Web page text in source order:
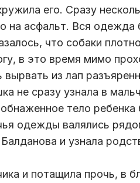
его. Сразу
на асфальт. Вся одежда
что собаки
в это время мимо
вырвать из лап
не сразу узнала в
тело ребенка
одежды валялись
и узнала
и потащила прочь, в